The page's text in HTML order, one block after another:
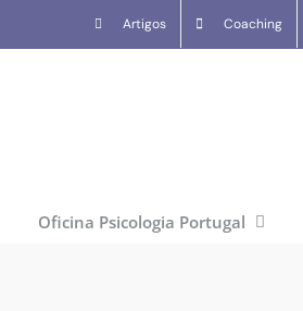
Artigos Coaching
Oficina Psicologia Portugal